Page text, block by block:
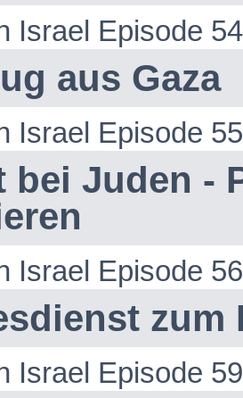
Israel Episode 54
aus Gaza
Israel Episode 55
bei Juden -
Israel Episode 56
zum
Israel Episode 59